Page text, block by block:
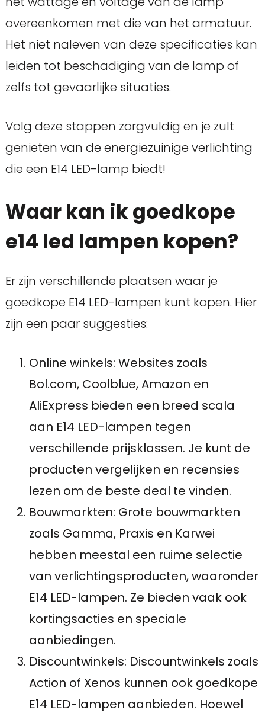
overeenkomen met die van het armatuur.
Het niet naleven van deze specificaties kan
leiden tot beschadiging van de lamp of
zelfs tot gevaarlijke situaties.
Volg deze stappen zorgvuldig en je zult
genieten van de energiezuinige verlichting
die een E14 LED-lamp biedt!
Waar kan ik goedkope
e14 led lampen kopen?
Er zijn verschillende plaatsen waar je
goedkope E14 LED-lampen kunt kopen. Hier
zijn een paar suggesties:
Online winkels: Websites zoals
Bol.com, Coolblue, Amazon en
AliExpress bieden een breed scala
aan E14 LED-lampen tegen
verschillende prijsklassen. Je kunt de
producten vergelijken en recensies
lezen om de beste deal te vinden.
Bouwmarkten: Grote bouwmarkten
zoals Gamma, Praxis en Karwei
hebben meestal een ruime selectie
van verlichtingsproducten, waaronder
E14 LED-lampen. Ze bieden vaak ook
kortingsacties en speciale
aanbiedingen.
Discountwinkels: Discountwinkels zoals
Action of Xenos kunnen ook goedkope
E14 LED-lampen aanbieden. Hoewel